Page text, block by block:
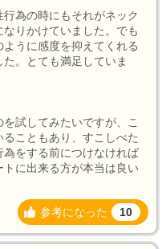
為の時にもそれがネック
りかけていました。でも
うに感度を抑えてくれる
。とても満足していま
試してみたいですが、こ
こともあり、すこしべた
をする前につけなければ
に出来る方が本当は良い
参考になった 10